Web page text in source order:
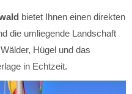
bietet Ihnen einen direkten
die umliegende Landschaft
Hügel und das
in Echtzeit.